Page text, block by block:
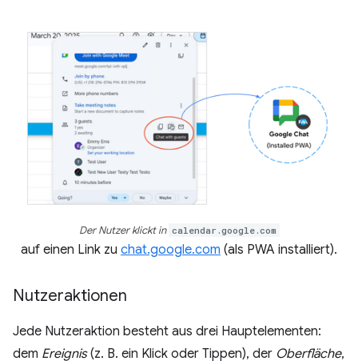
Der Nutzer klickt in calendar.google.com
auf einen Link zu chat.google.com (als PWA installiert).
Nutzeraktionen
Jede Nutzeraktion besteht aus drei Hauptelementen:
dem Ereignis(z. B. ein Klick oder Tippen), der Oberfläche,